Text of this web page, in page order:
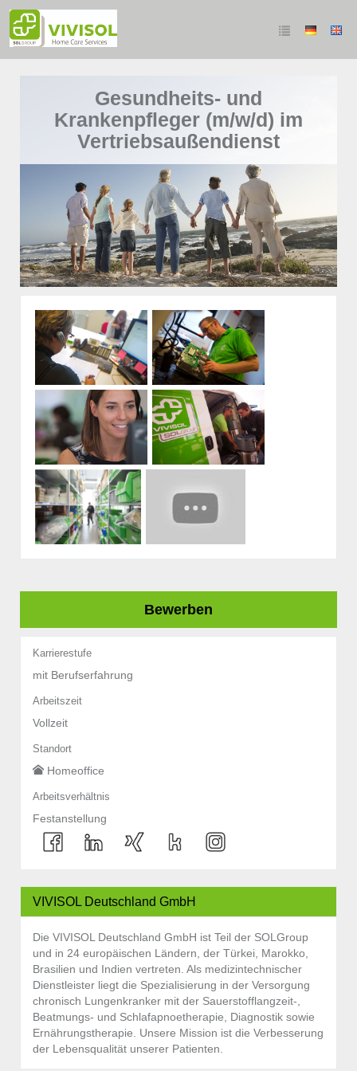
Gesundheits- und
Krankenpfleger (m/w/d) im
Vertriebsaußendienst
Bewerben
Karrierestufe
mit Berufserfahrung
Arbeitszeit
Vollzeit
Standort
Homeoffice
Arbeitsverhältnis
Festanstellung
VIVISOL Deutschland GmbH
Die VIVISOL Deutschland GmbH ist Teil der SOLGroup
und in 24 europäischen Ländern, der Türkei, Marokko,
Brasilien und Indien vertreten. Als medizintechnischer
Dienstleister liegt die Spezialisierung in der Versorgung
chronisch Lungenkranker mit der Sauerstofflangzeit-,
Beatmungs- und Schlafapnoetherapie, Diagnostik sowie
Ernährungstherapie. Unsere Mission ist die Verbesserung
der Lebensqualität unserer Patienten.